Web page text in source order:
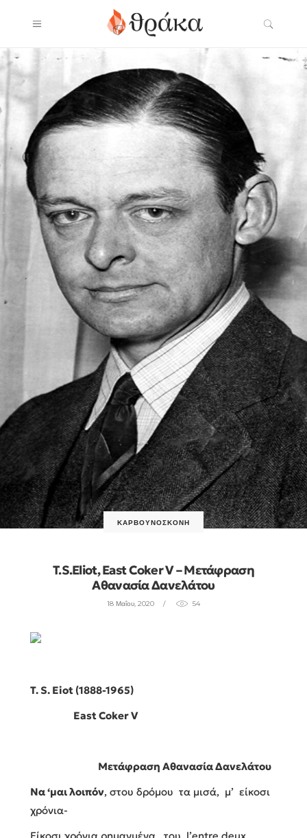
ΚΑΡΒΟΥΝΌΣΚΟΝΗ
T.S.Eliot, Εast Coker V – Μετάφραση
Αθανασία Δανελάτου
18 Μαΐου, 2020 54
T. S. Eiot (1888-1965)
East Coker V
Μετάφραση Αθανασία Δανελάτου
Να ‘μαι λοιπόν, στου δρόμου τα μισά, μ’ είκοσι
χρόνια-